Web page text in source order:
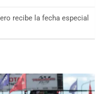
recibe la fecha especial